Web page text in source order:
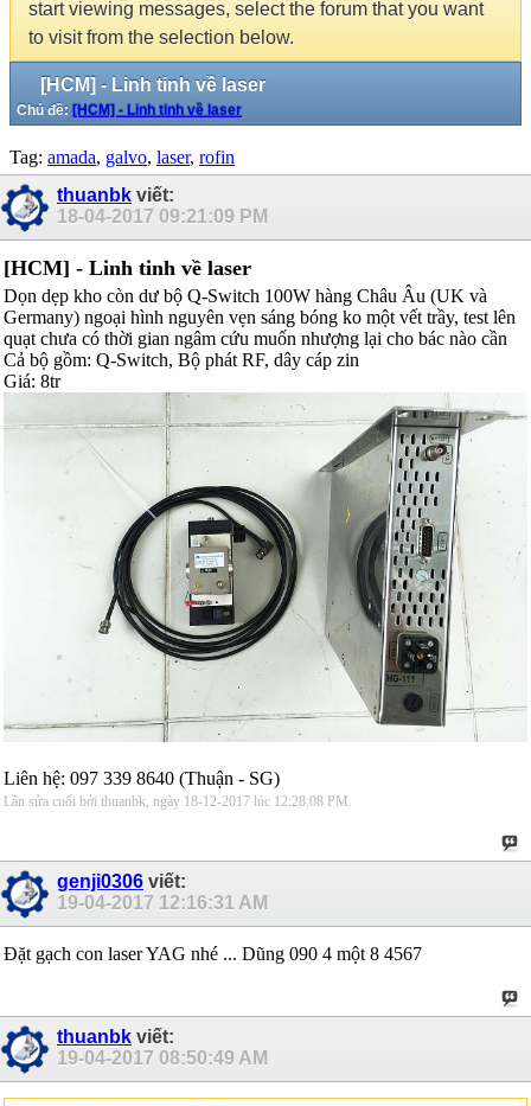
start viewing messages, select the forum that you want
to visit from the selection below.
[HCM] - Linh tinh về laser
Chủ đề: [HCM] - Linh tinh về laser
Tag: amada, galvo, laser, rofin
thuanbk viết:
18-04-2017 09:21:09 PM
[HCM] - Linh tinh về laser
Dọn dẹp kho còn dư bộ Q-Switch 100W hàng Châu Âu (UK và
Germany) ngoại hình nguyên vẹn sáng bóng ko một vết trầy, test lên
quạt chưa có thời gian ngâm cứu muốn nhượng lại cho bác nào cần
Cả bộ gồm: Q-Switch, Bộ phát RF, dây cáp zin
Giá: 8tr
Liên hệ: 097 339 8640 (Thuận - SG)
Lần sửa cuối bởi thuanbk, ngày 18-12-2017 lúc 12:28:08 PM .
genji0306 viết:
19-04-2017 12:16:31 AM
Đặt gạch con laser YAG nhé ... Dũng 090 4 một 8 4567
thuanbk viết:
19-04-2017 08:50:49 AM